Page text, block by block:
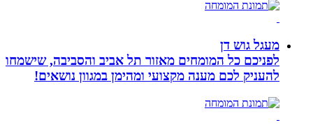
מעגל גוש דן
לפניכם כל המומחים מאזור תל אביב והסביבה, שישמחו
להעניק לכם מענה מקצועי ומהימן במגוון נושאים!